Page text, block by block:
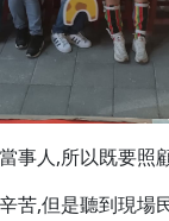
事人,所以既要照
苦,但是聽到現場